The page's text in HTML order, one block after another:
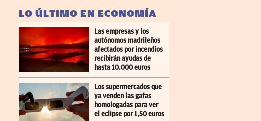
LO ÚLTIMO EN ECONOMÍA
Las empresas y los
autónomos madrileños
afectados por incendios
recibirán ayudas de
hasta 10.000 euros
Los supermercados que
ya venden las gafas
homologadas para ver
el eclipse por 1,50 euros